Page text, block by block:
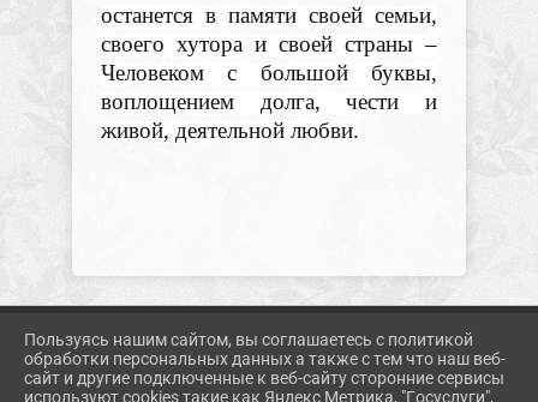
останется в памяти своей семьи,
своего хутора и своей страны –
Человеком с большой буквы,
воплощением долга, чести и
живой, деятельной любви.
2026 Г. KORMUZ.PROSVET-EDU.RU
ВХОД
КАРТА САЙТА
Пользуясь нашим сайтом, вы соглашаетесь с политикой
обработки персональных данных а также с тем что наш веб-
сайт и другие подключенные к веб-сайту сторонние сервисы
используют cookies такие как Яндекс Метрика, "Госуслуги",